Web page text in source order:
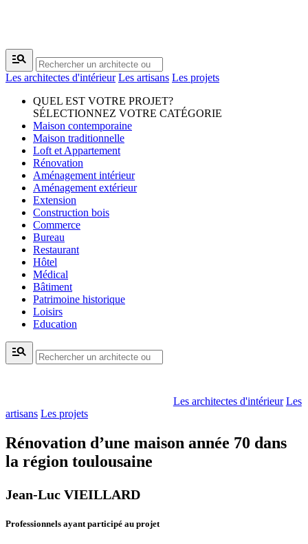
manage_search
Les architectes d'intérieur Les artisans Les projets
QUEL EST VOTRE PROJET?
SÉLECTIONNEZ VOTRE CATÉGORIE
Maison contemporaine
Maison traditionnelle
Loft et Appartement
Rénovation
Aménagement intérieur
Aménagement extérieur
Extension
Construction bois
Commerce
Bureau
Restaurant
Hôtel
Médical
Bâtiment
Patrimoine historique
Loisirs
Education
manage_search
Les architectes d'intérieur Les
artisans Les projets
Rénovation d’une maison année 70 dans
la région toulousaine
Jean-Luc VIEILLARD
Professionnels ayant participé au projet